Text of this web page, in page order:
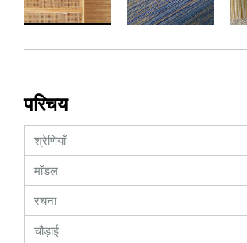
परिचय
श्रेणियाँ
मॉडल
रचना
चौड़ाई